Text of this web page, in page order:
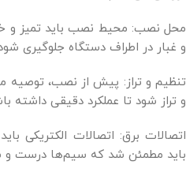
محل نصب: محیط نصب باید تمیز و
و غبار در اطراف دستگاه جلوگیری
تنظیم و تراز: پیش از نصب،
و تراز شود تا عملکرد دقیقی داشته
اتصالات برق: اتصالات الکتریکی
باید مطمئن شد که سیم‌ها درست و